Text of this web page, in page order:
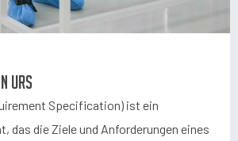
URS
Specification) ist ein
das die Ziele und Anforderungen eines